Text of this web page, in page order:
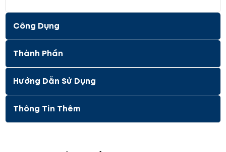
mang lại hiệu quả nâng cơ ấn tượng.
Chăm sóc chuyên sâu cho vùng nhạy cảm
Bảo vệ và bám chặt vào các vùng dưới mắt,
môi trường, giúp thắt chặt và bảo vệ làn da.
Công Dụng
Thành Phần
Hướng Dẫn Sử Dụng
Thông Tin Thêm